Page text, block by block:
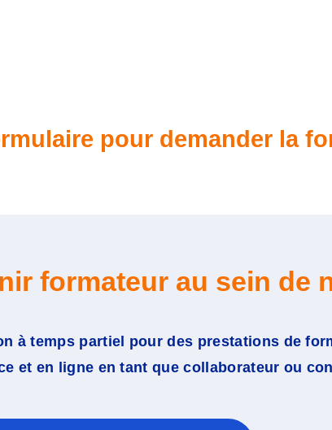
pour demander la
formateur au sein de
à temps partiel pour des prestations de
et en ligne en tant que collaborateur ou